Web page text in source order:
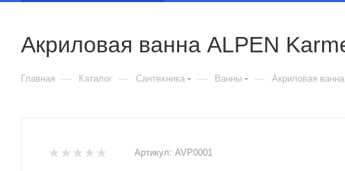
Акриловая ванна ALPEN
Главная — Каталог — Сантехника — Ванны — Акриловая
Артикул: AVP0001